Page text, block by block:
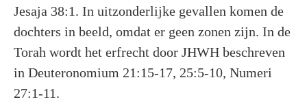
Jesaja 38:1. In uitzonderlijke gevallen komen de
dochters in beeld, omdat er geen zonen zijn. In de
Torah wordt het erfrecht door JHWH beschreven
in Deuteronomium 21:15-17, 25:5-10, Numeri
27:1-11.